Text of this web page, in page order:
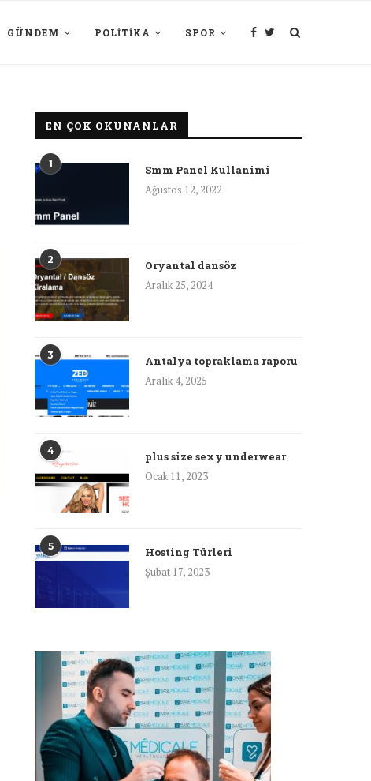
GÜNDEM POLITIKA SPOR
EN ÇOK OKUNANLAR
1
Smm Panel Kullanimi
Ağustos 12, 2022
2
Oryantal dansöz
Aralık 25, 2024
3
Antalya topraklama raporu
Aralık 4, 2025
4
plus size sexy underwear
Ocak 11, 2023
5
Hosting Türleri
Şubat 17, 2023